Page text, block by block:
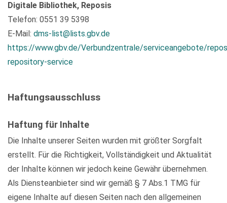
Digitale Bibliothek, Reposis
Telefon: 0551 39 5398
E-Mail: dms-list@lists.gbv.de
https://www.gbv.de/Verbundzentrale/serviceangebote/
repository-service
Haftungsausschluss
Haftung für Inhalte
Die Inhalte unserer Seiten wurden mit größter Sorgfalt
erstellt. Für die Richtigkeit, Vollständigkeit und Aktualität
der Inhalte können wir jedoch keine Gewähr übernehmen.
Als Diensteanbieter sind wir gemäß § 7 Abs.1 TMG für
eigene Inhalte auf diesen Seiten nach den allgemeinen